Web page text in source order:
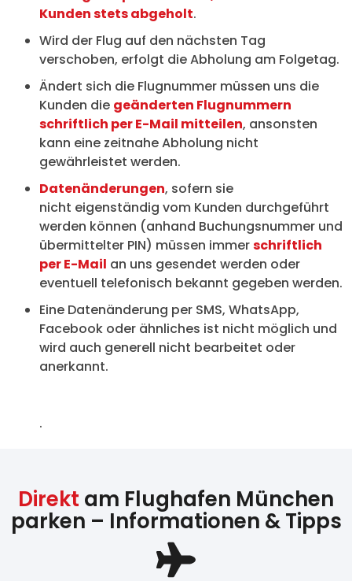
Kunden stets abgeholt.
Wird der Flug auf den nächsten Tag
verschoben, erfolgt die Abholung am Folgetag.
Ändert sich die Flugnummer müssen uns die
Kunden die geänderten Flugnummern
schriftlich per E-Mail mitteilen, ansonsten
kann eine zeitnahe Abholung nicht
gewährleistet werden.
Datenänderungen, sofern sie
nicht eigenständig vom Kunden durchgeführt
werden können (anhand Buchungsnummer und
übermittelter PIN) müssen immerschriftlich
per E-Mail an uns gesendet werden oder
eventuell telefonisch bekannt gegeben werden.
Eine Datenänderung per SMS, WhatsApp,
Facebook oder ähnliches ist nicht möglich und
wird auch generell nicht bearbeitet oder
anerkannt.
.
Direkt am Flughafen München
parken – Informationen & Tipps